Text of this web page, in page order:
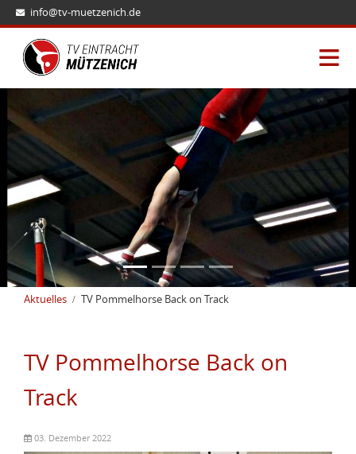
info@tv-muetzenich.de
Aktuelles TV Pommelhorse Back on Track
TV Pommelhorse Back on
Track
03. Dezember 2022